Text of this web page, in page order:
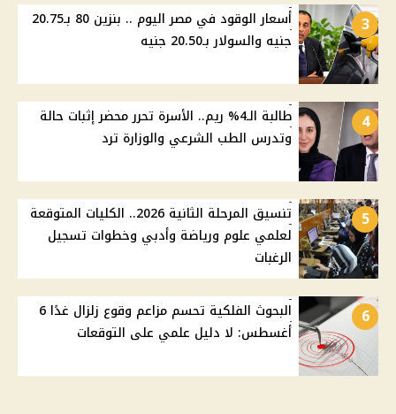
3
أسعار الوقود في مصر اليوم .. بنزين 80 بـ20.75
جنيه والسولار بـ20.50 جنيه
4
طالبة الـ4% ريم.. الأسرة تحرر محضر إثبات حالة
وتدرس الطب الشرعي والوزارة ترد
5
تنسيق المرحلة الثانية 2026.. الكليات المتوقعة
لعلمي علوم ورياضة وأدبي وخطوات تسجيل
الرغبات
6
البحوث الفلكية تحسم مزاعم وقوع زلزال غدًا 6
أغسطس: لا دليل علمي على التوقعات